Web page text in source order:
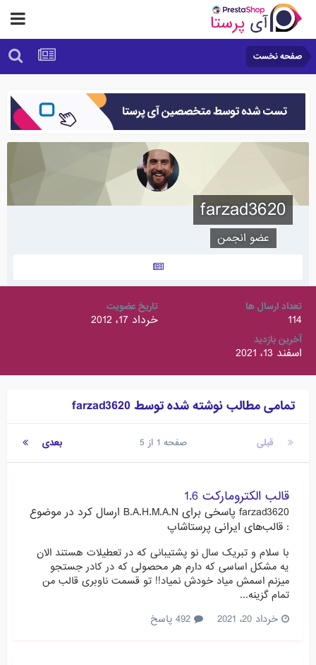
صفحه نخست
farzad3620
عضو انجمن
تعداد ارسال ها
114
تاریخ عضویت
خرداد 17، 2012
آخرین بازدید
اسفند 13، 2021
تمامی مطالب نوشته شده توسط farzad3620
قبلی بعدی صفحه 1 از 5
قالب الکترومارکت 1.6
farzad3620 پاسخی برای B.A.H.M.A.N ارسال کرد در موضوع
: قالب‌های ایرانی پرستاشاپ
با سلام و تبریک سال نو پشتیبانی که در تعطیلات هستند الان
یه مشکل اساسی که دارم هر محصولی که در کادر جستجو
میزنم اسمش میاد خودش نمیاد!! تو قسمت ناوبری قالب من
تمام گزینه...
خرداد 20، 2021